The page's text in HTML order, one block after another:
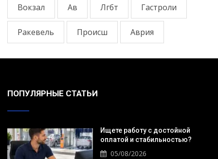
Вокзал Ав Лгбт Гастроли
Ракевель Происш Аврия
ПОПУЛЯРНЫЕ СТАТЬИ
Ищете работу с достойной
оплатой и стабильностью?
05/08/2026